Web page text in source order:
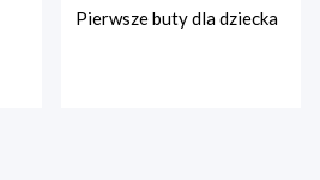
Pierwsze buty dla dziecka